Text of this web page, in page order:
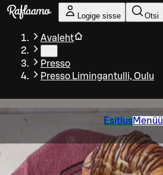
Liigu peamise sisu juurde
Logige sisse Otsi
Avaleht
Presso
Presso Limingantulli, Oulu
EsitlusMenüü